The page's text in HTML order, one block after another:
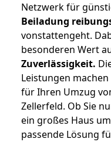
Netzwerk für
Beiladung
vonstattengeht.
besonderen Wert
Zuverlässigkeit.
Leistungen
für Ihren Umzug
Zellerfeld. Ob Sie
ein großes Haus
passende Lösung